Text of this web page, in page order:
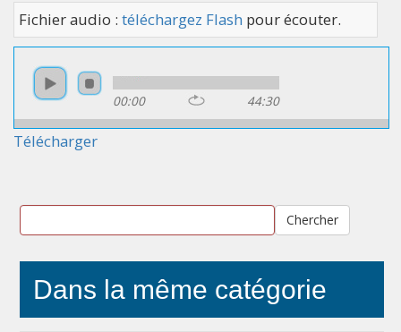
Fichier audio : téléchargez Flash pour écouter.
00:00 44:30
Télécharger
Chercher
Dans la même catégorie